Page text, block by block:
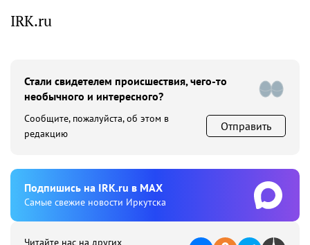
IRK.ru
Стали свидетелем происшествия, чего-то
необычного и интересного?
Сообщите, пожалуйста, об этом в
редакцию
Отправить
Подпишиcь на IRK.ru в MAX
Cамые свежие новости Иркутска
Читайте нас на других